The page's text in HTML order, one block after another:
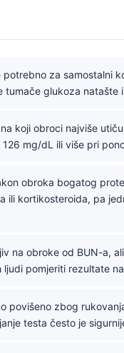
potrebno za samostalni
tumače glukoza natašte
koji obroci najviše
mg/dL ili više pri
obroka bogatog
ili kortikosteroida, pa
na obroke od BUN-a,
pomjeriti rezultate
povišeno zbog
testa često je